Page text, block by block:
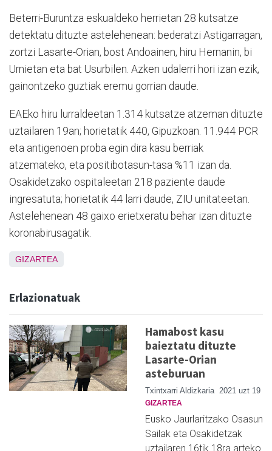
Beterri-Buruntza eskualdeko herrietan 28 kutsatze
detektatu dituzte astelehenean: bederatzi Astigarragan,
zortzi Lasarte-Orian, bost Andoainen, hiru Hernanin, bi
Urnietan eta bat Usurbilen. Azken udalerri hori izan ezik,
gainontzeko guztiak eremu gorrian daude.
EAEko hiru lurraldeetan 1.314 kutsatze atzeman dituzte
uztailaren 19an; horietatik 440, Gipuzkoan. 11.944 PCR
eta antigenoen proba egin dira kasu berriak
atzemateko, eta positibotasun-tasa %11 izan da.
Osakidetzako ospitaleetan 218 paziente daude
ingresatuta; horietatik 44 larri daude, ZIU unitateetan.
Astelehenean 48 gaixo erietxeratu behar izan dituzte
koronabirusagatik.
GIZARTEA
Erlazionatuak
Hamabost kasu
baieztatu dituzte
Lasarte-Orian
asteburuan
Txintxarri Aldizkaria 2021 uzt 19
GIZARTEA
Eusko Jaurlaritzako Osasun
Sailak eta Osakidetzak
uztailaren 16tik 18ra arteko